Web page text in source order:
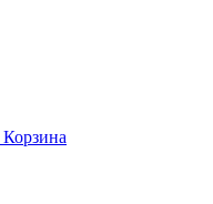
Корзина